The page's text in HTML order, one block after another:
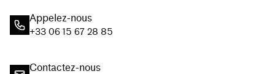
Appelez-nous
+33 06 15 67 28 85
Contactez-nous